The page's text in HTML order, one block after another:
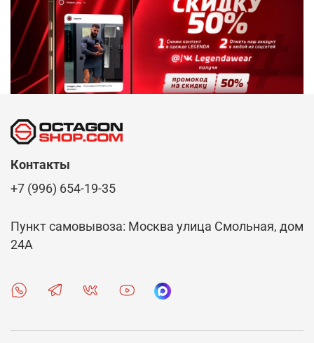
Контакты
+7 (996) 654-19-35
Пункт самовывоза: Москва улица Смольная, дом
24А